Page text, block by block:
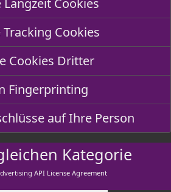
Langzeit Cookies
Tracking Cookies
Cookies Dritter
Fingerprinting
auf Ihre Person
Kategorie
API License Agreement